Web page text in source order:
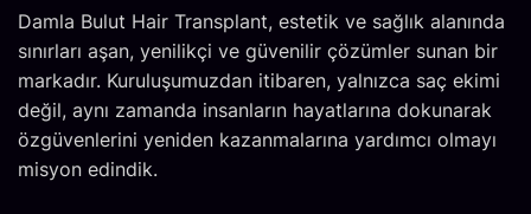
Damla Bulut Hair Transplant, estetik ve sağlık alanında
sınırları aşan, yenilikçi ve güvenilir çözümler sunan bir
markadır. Kuruluşumuzdan itibaren, yalnızca saç ekimi
değil, aynı zamanda insanların hayatlarına dokunarak
özgüvenlerini yeniden kazanmalarına yardımcı olmayı
misyon edindik.